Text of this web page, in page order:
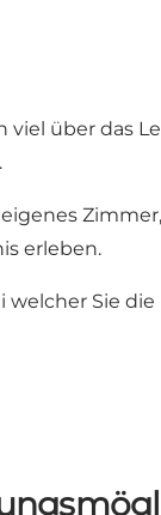
über das
erleben.
Sie die